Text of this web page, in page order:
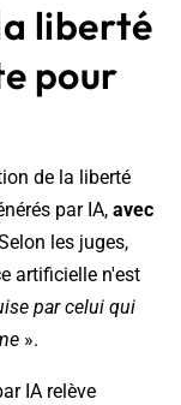
liberté
pour
de la liberté
par IA, avec
les juges,
artificielle n'est
par celui qui
».
IA relève